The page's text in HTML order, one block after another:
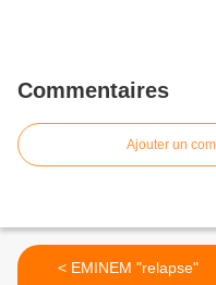
Commentaires
Ajouter un
< EMINEM "relapse"